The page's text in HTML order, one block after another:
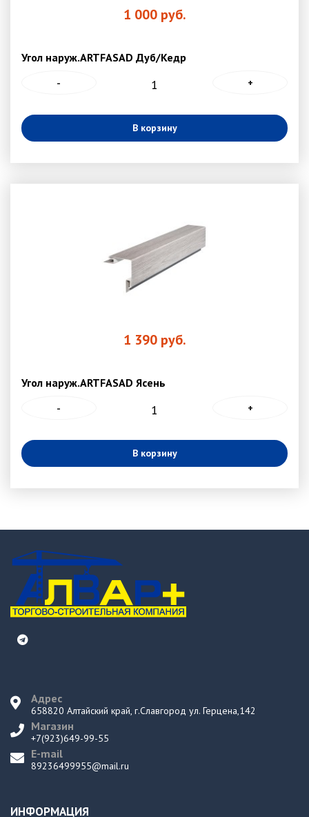
1 000руб.
Угол наруж.ARTFASAD Дуб/Кедр
- +
В корзину
1 390руб.
Угол наруж.ARTFASAD Ясень
- +
В корзину
Адрес
658820 Алтайский край, г.Славгород ул. Герцена,142
Магазин
+7(923)649-99-55
E-mail
89236499955@mail.ru
ИНФОРМАЦИЯ